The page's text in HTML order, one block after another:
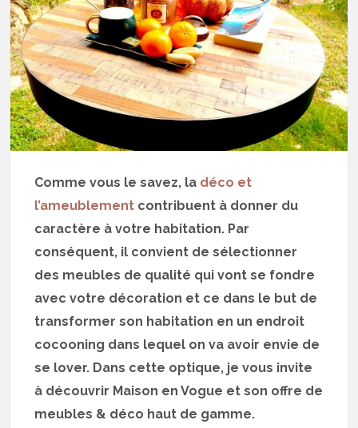
Comme vous le savez, la déco et
l’ameublement contribuent à donner du
caractère à votre habitation. Par
conséquent, il convient de sélectionner
des meubles de qualité qui vont se fondre
avec votre décoration et ce dans le but de
transformer son habitation en un endroit
cocooning dans lequel on va avoir envie de
se lover. Dans cette optique, je vous invite
à découvrir Maison en Vogue et son offre de
meubles & déco haut de gamme.